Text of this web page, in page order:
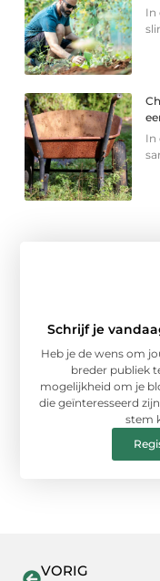
In
In
Schrijf je
Heb je de wens om
breder publiek
mogelijkheid om je
die geïnteresseerd
stem
VORIG